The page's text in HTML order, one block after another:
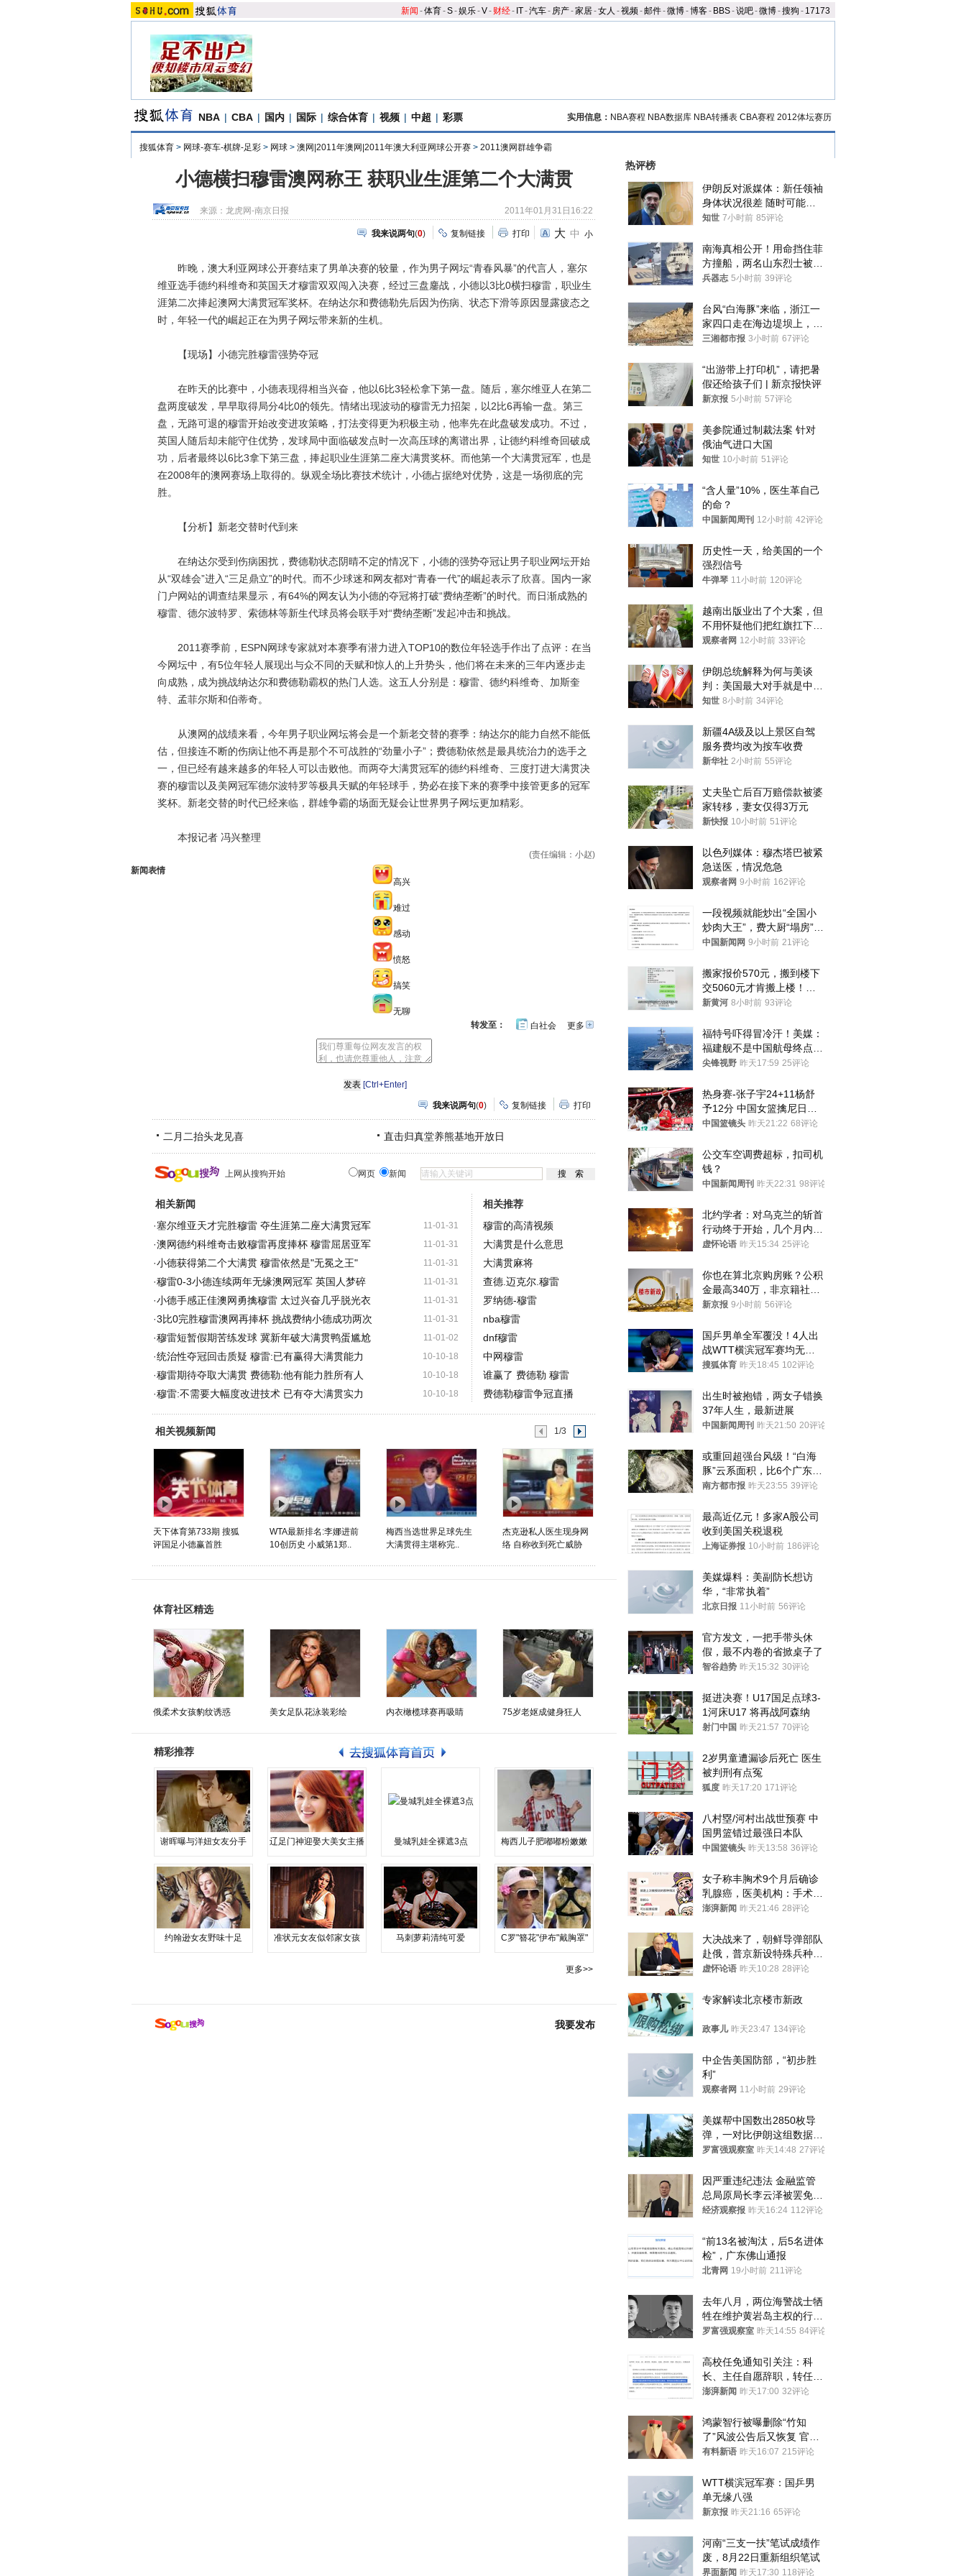
新闻 -体育-S-娱乐-V- 财经- IT-汽车- 房产-家居-女人 -视频-邮件-微博-博客- BBS-说吧-微博-搜狗 - 17173
NBA | CBA | 国内 | 国际 | 综合体育 | 视频 | 中超 | 彩票 实用信息： NBA赛程 NBA数据库 NBA转播表 CBA赛程 2012体坛赛历
搜狐体育 > 网球-赛车-棋牌-足彩 > 网球 > 澳网|2011年澳网|2011年澳大利亚网球公开赛 > 2011澳网群雄争霸
小德横扫穆雷澳网称王 获职业生涯第二个大满贯
来源： 龙虎网-南京日报 2011年01月31日16:22
我来说两句(0) 复制链接 打印 大 中 小
昨晚，澳大利亚网球公开赛结束了男单决赛的较量，作为男子网坛“青春风暴”的代言人，塞尔
维亚选手德约科维奇和英国天才穆雷双双闯入决赛，经过三盘鏖战，小德以3比0横扫穆雷，职业生
涯第二次捧起澳网大满贯冠军奖杯。在纳达尔和费德勒先后因为伤病、状态下滑等原因显露疲态之
时，年轻一代的崛起正在为男子网坛带来新的生机。
【现场】小德完胜穆雷强势夺冠
在昨天的比赛中，小德表现得相当兴奋，他以6比3轻松拿下第一盘。随后，塞尔维亚人在第二
盘两度破发，早早取得局分4比0的领先。情绪出现波动的穆雷无力招架，以2比6再输一盘。第三
盘，无路可退的穆雷开始改变进攻策略，打法变得更为积极主动，他率先在此盘破发成功。不过，
英国人随后却未能守住优势，发球局中面临破发点时一次高压球的离谱出界，让德约科维奇回破成
功，后者最终以6比3拿下第三盘，捧起职业生涯第二座大满贯奖杯。而他第一个大满贯冠军，也是
在2008年的澳网赛场上取得的。纵观全场比赛技术统计，小德占据绝对优势，这是一场彻底的完
胜。
【分析】新老交替时代到来
在纳达尔受到伤病困扰，费德勒状态阴晴不定的情况下，小德的强势夺冠让男子职业网坛开始
从“双雄会”进入“三足鼎立”的时代。而不少球迷和网友都对“青春一代”的崛起表示了欣喜。国内一家
门户网站的调查结果显示，有64%的网友认为小德的夺冠将打破“费纳垄断”的时代。而日渐成熟的
穆雷、德尔波特罗、索德林等新生代球员将会联手对“费纳垄断”发起冲击和挑战。
2011赛季前，ESPN网球专家就对本赛季有潜力进入TOP10的数位年轻选手作出了点评：在当
今网坛中，有5位年轻人展现出与众不同的天赋和惊人的上升势头，他们将在未来的三年内逐步走
向成熟，成为挑战纳达尔和费德勒霸权的热门人选。这五人分别是：穆雷、德约科维奇、加斯奎
特、孟菲尔斯和伯蒂奇。
从澳网的战绩来看，今年男子职业网坛将会是一个新老交替的赛季：纳达尔的能力自然不能低
估，但接连不断的伤病让他不再是那个不可战胜的“劲量小子”；费德勒依然是最具统治力的选手之
一，但已经有越来越多的年轻人可以击败他。而两夺大满贯冠军的德约科维奇、三度打进大满贯决
赛的穆雷以及美网冠军德尔波特罗等极具天赋的年轻球手，势必在接下来的赛季中接管更多的冠军
奖杯。新老交替的时代已经来临，群雄争霸的场面无疑会让世界男子网坛更加精彩。
本报记者 冯兴整理
(责任编辑：小赵)
新闻表情
高兴
难过
感动
愤怒
搞笑
无聊
更多开
转发至： 白社会
[Ctrl+Enter]
我来说两句(0) 复制链接 打印
二月二抬头龙见喜 直击归真堂养熊基地开放日
上网从搜狗开始 网页 新闻
相关新闻
11-01-31
·塞尔维亚天才完胜穆雷 夺生涯第二座大满贯冠军
11-01-31
·澳网德约科维奇击败穆雷再度捧杯 穆雷屈居亚军
11-01-31
·小德获得第二个大满贯 穆雷依然是"无冕之王"
11-01-31
·穆雷0-3小德连续两年无缘澳网冠军 英国人梦碎
11-01-31
·小德手感正佳澳网勇擒穆雷 太过兴奋几乎脱光衣
11-01-31
·3比0完胜穆雷澳网再捧杯 挑战费纳小德成功两次
11-01-02
·穆雷短暂假期苦练发球 冀新年破大满贯鸭蛋尴尬
10-10-18
·统治性夺冠回击质疑 穆雷:已有赢得大满贯能力
10-10-18
·穆雷期待夺取大满贯 费德勒:他有能力胜所有人
10-10-18
·穆雷:不需要大幅度改进技术 已有夺大满贯实力
相关推荐
穆雷的高清视频
大满贯是什么意思
大满贯麻将
查德.迈克尔.穆雷
罗纳德-穆雷
nba穆雷
dnf穆雷
中网穆雷
谁赢了 费德勒 穆雷
费德勒穆雷争冠直播
相关视频新闻 1/3
天下体育第733期 搜狐
评国足小德赢首胜
WTA最新排名:李娜进前
10创历史 小威第1郑..
梅西当选世界足球先生
大满贯得主堪称完..
杰克逊私人医生现身网
络 自称收到死亡威胁
体育社区精选
俄柔术女孩豹纹诱惑 美女足队花泳装彩绘 内衣橄榄球赛再吸睛 75岁老妪成健身狂人
精彩推荐
谢晖曝与洋妞女友分手 辽足门神迎娶大美女主播 曼城乳娃全裸遮3点 梅西儿子肥嘟嘟粉嫩嫩
约翰逊女友野味十足 准状元女友似邻家女孩 马刺萝莉清纯可爱 C罗"簪花"伊布"戴胸罩"
更多>>
我要发布
热评榜
伊朗反对派媒体：新任领袖
身体状况很差 随时可能离
世
知世 7小时前 85评论
南海真相公开！用命挡住菲
方撞船，两名山东烈士被授
武警最高荣誉
兵器志 5小时前 39评论
台风“白海豚”来临，浙江一
家四口走在海边堤坝上，其
中9岁男孩被巨浪卷入海
三湘都市报 3小时前 67评论
“出游带上打印机”，请把暑
假还给孩子们 | 新京报快评
新京报 5小时前 57评论
美参院通过制裁法案 针对
俄油气进口大国
知世 10小时前 51评论
“含人量”10%，医生革自己
的命？
中国新闻周刊 12小时前 42评论
历史性一天，给美国的一个
强烈信号
牛弹琴 11小时前 120评论
越南出版业出了个大案，但
不用怀疑他们把红旗扛下去
的决心
观察者网 12小时前 33评论
伊朗总统解释为何与美谈
判：美国最大对手就是中
国，但他们也在对话
知世 8小时前 34评论
新疆4A级及以上景区自驾
服务费均改为按车收费
新华社 2小时前 55评论
丈夫坠亡后百万赔偿款被婆
家转移，妻女仅得3万元
新快报 10小时前 51评论
以色列媒体：穆杰塔巴被紧
急送医，情况危急
观察者网 9小时前 162评论
一段视频就能炒出“全国小
炒肉大王”，费大厨“塌房”了
吗？
中国新闻网 9小时前 21评论
搬家报价570元，搬到楼下
交5060元才肯搬上楼！女
子傻眼了……
新黄河 8小时前 93评论
福特号吓得冒冷汗！美媒：
福建舰不是中国航母终点，
而是新起点！
尖锋视野 昨天17:59 25评论
热身赛-张子宇24+11杨舒
予12分 中国女篮擒尼日利
亚
中国篮镜头 昨天21:22 68评论
公交车空调费超标，扣司机
钱？
中国新闻周刊 昨天22:31 98评论
北约学者：对乌克兰的斩首
行动终于开始，几个月内乌
将投降
虚怀论语 昨天15:34 25评论
你也在算北京购房账？公积
金最高340万，非京籍社保
1年
新京报 9小时前 56评论
国乒男单全军覆没！4人出
战WTT横滨冠军赛均无缘
八强
搜狐体育 昨天18:45 102评论
出生时被抱错，两女子错换
37年人生，最新进展
中国新闻周刊 昨天21:50 20评论
或重回超强台风级！“白海
豚”云系面积，比6个广东还
大！深圳官方：注意这件事
南方都市报 昨天23:55 39评论
最高近亿元！多家A股公司
收到美国关税退税
上海证券报 10小时前 186评论
美媒爆料：美副防长想访
华，“非常执着”
北京日报 11小时前 56评论
官方发文，一把手带头休
假，最不内卷的省掀桌子了
智谷趋势 昨天15:32 30评论
挺进决赛！U17国足点球3-
1河床U17 将再战阿森纳
射门中国 昨天21:57 70评论
2岁男童遭漏诊后死亡 医生
被判刑有点冤
狐度 昨天17:20 171评论
八村塁/河村出战世预赛 中
国男篮错过最强日本队
中国篮镜头 昨天13:58 36评论
女子称丰胸术9个月后确诊
乳腺癌，医美机构：手术不
可能引发癌症，建议走司法
澎湃新闻 昨天21:46 28评论
大决战来了，朝鲜导弹部队
赴俄，普京新设特殊兵种，
76岁老将扛旗
虚怀论语 昨天10:28 28评论
专家解读北京楼市新政
政事儿 昨天23:47 134评论
中企告美国防部，“初步胜
利”
观察者网 11小时前 29评论
美媒帮中国数出2850枚导
弹，一对比伊朗这组数据，
发现出大事了
罗富强观察室 昨天14:48 27评论
因严重违纪违法 金融监管
总局原局长李云泽被罢免全
国人大代表
经济观察报 昨天16:24 112评论
“前13名被淘汰，后5名进体
检”，广东佛山通报
北青网 19小时前 211评论
去年八月，两位海警战士牺
牲在维护黄岩岛主权的行动
中
罗富强观察室 昨天14:55 84评论
高校任免通知引关注：科
长、主任自愿辞职，转任思
政辅导员
澎湃新闻 昨天17:00 32评论
鸿蒙智行被曝删除“竹知
了”风波公告后又恢复 官媒
曾力挺：劝华为要大度的，
有料新语 昨天16:07 215评论
WTT横滨冠军赛：国乒男
单无缘八强
新京报 昨天21:16 65评论
河南“三支一扶”笔试成绩作
废，8月22日重新组织笔试
界面新闻 昨天17:30 118评论